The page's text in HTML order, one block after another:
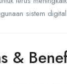
sistem
&